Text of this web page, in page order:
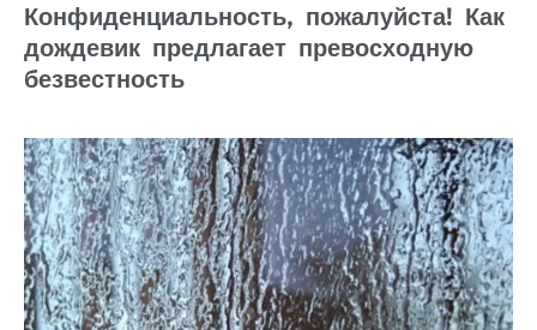
Конфиденциальность, пожалуйста! Как
дождевик предлагает превосходную
безвестность